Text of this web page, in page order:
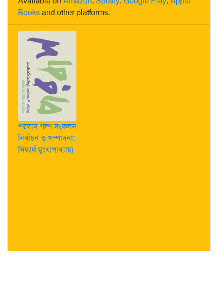
Booksand other platforms.
পরবাস গল্প সংকলন-
নির্বাচন ও সম্পাদনা:
সিদ্ধার্থ মুখোপাধ্যায়)